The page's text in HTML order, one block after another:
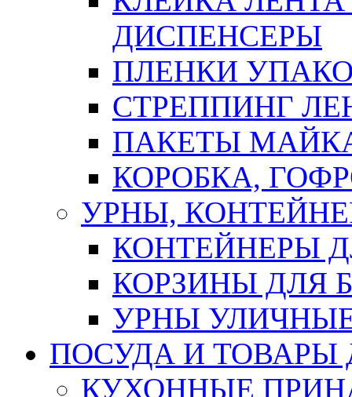
ДИСПЕНСЕРЫ
ПЛЕНКИ
СТРЕППИНГ
ПАКЕТЫ
КОРОБКА,
УРНЫ,
КОНТЕЙНЕРЫ
КОРЗИНЫ ДЛЯ
УРНЫ
ПОСУДА И ТОВАРЫ
КУХОННЫЕ